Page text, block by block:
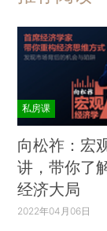
私房课
向松祚：宏
讲，带你了
经济大局
2022年04月06日